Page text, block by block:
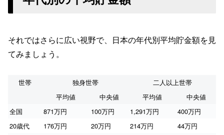
それではさらに広い視野で、日本の年代別平均貯金額を見
てみましょう。
世帯 独身世帯
二人以上世帯
平均値
中央値 平均値
中央値
全国
871万円 100万円 1,291万円
400万円
20歳代
176万円 20万円 214万円
44万円